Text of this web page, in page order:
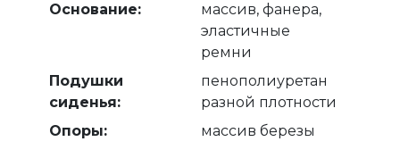
Основание:
массив, фанера,
эластичные
ремни
Подушки
сиденья:
пенополиуретан
разной плотности
Опоры:
массив березы